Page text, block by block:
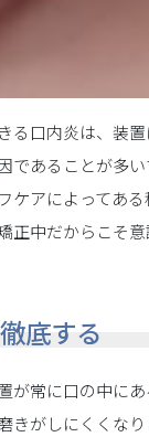
る口内炎は、装
であることが多
ケアによってある
正中だからこそ
底する
が常に口の中にあ
きがしにくくな